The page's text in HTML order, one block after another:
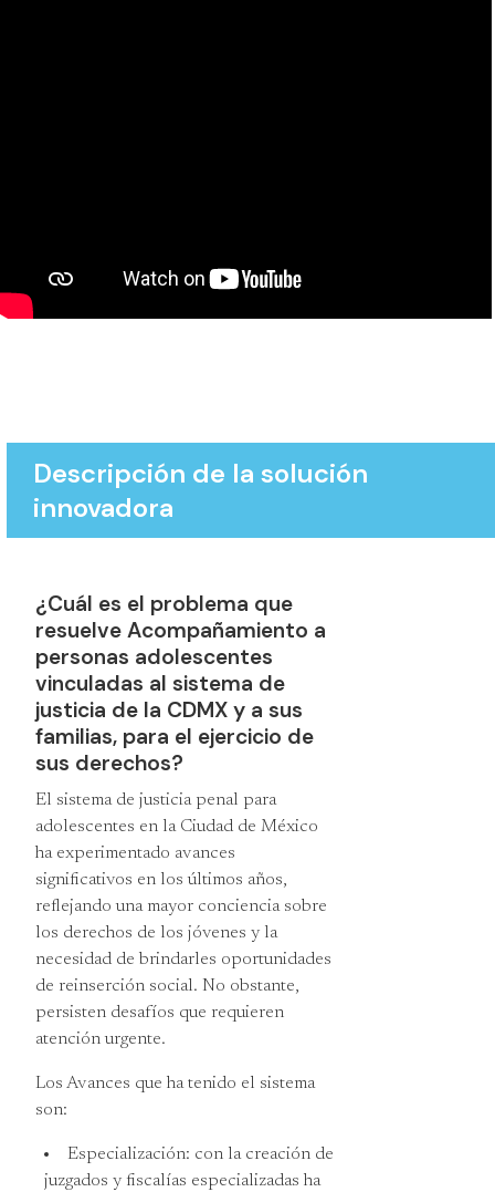
Descripción de la solución
innovadora
¿Cuál es el problema que
resuelve Acompañamiento a
personas adolescentes
vinculadas al sistema de
justicia de la CDMX y a sus
familias, para el ejercicio de
sus derechos?
El sistema de justicia penal para
adolescentes en la Ciudad de México
ha experimentado avances
significativos en los últimos años,
reflejando una mayor conciencia sobre
los derechos de los jóvenes y la
necesidad de brindarles oportunidades
de reinserción social. No obstante,
persisten desafíos que requieren
atención urgente.
Los Avances que ha tenido el sistema
son:
Especialización: con la creación de
juzgados y fiscalías especializadas ha